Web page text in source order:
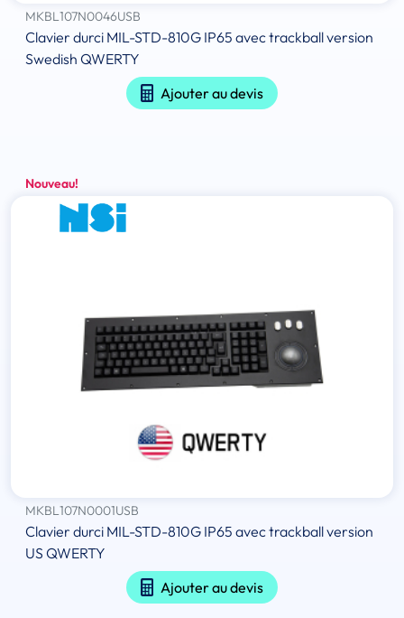
MKBL107N0046USB
Clavier durci MIL-STD-810G IP65 avec trackball version
Swedish QWERTY
Ajouter au devis
Nouveau!
MKBL107N0001USB
Clavier durci MIL-STD-810G IP65 avec trackball version
US QWERTY
Ajouter au devis